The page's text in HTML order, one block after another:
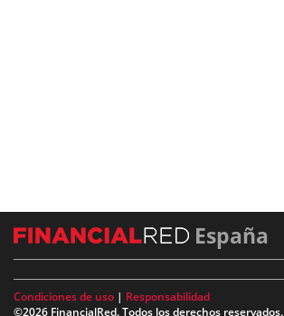
España
Condiciones de uso | Responsabilidad
©2026 FinancialRed. Todos los derechos reservados.